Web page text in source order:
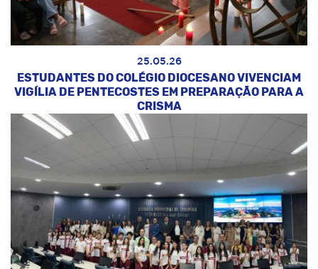
25.05.26
ESTUDANTES DO COLÉGIO DIOCESANO VIVENCIAM
VIGÍLIA DE PENTECOSTES EM PREPARAÇÃO PARA A
CRISMA